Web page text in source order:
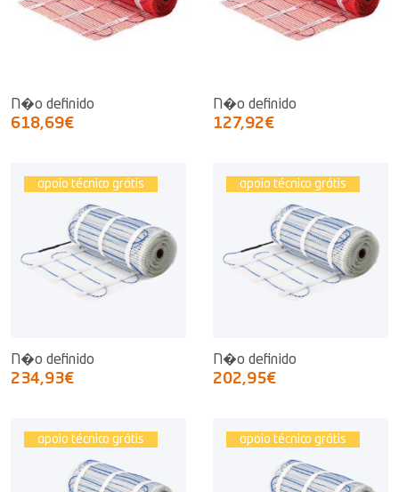
N�o definido
618,69€
N�o definido
127,92€
apoio técnico grátis
N�o definido
234,93€
apoio técnico grátis
N�o definido
202,95€
apoio técnico grátis apoio técnico grátis